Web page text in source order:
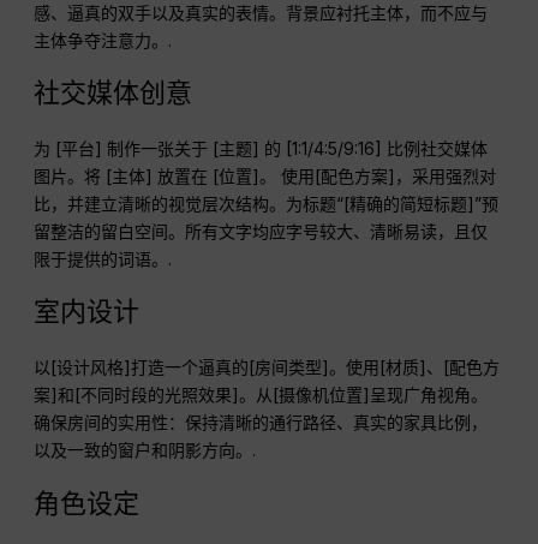
感、逼真的双手以及真实的表情。背景应衬托主体，而不应与
主体争夺注意力。.
社交媒体创意
为 [平台] 制作一张关于 [主题] 的 [1:1/4:5/9:16] 比例社交媒体
图片。将 [主体] 放置在 [位置]。 使用[配色方案]，采用强烈对
比，并建立清晰的视觉层次结构。为标题“[精确的简短标题]”预
留整洁的留白空间。所有文字均应字号较大、清晰易读，且仅
限于提供的词语。.
室内设计
以[设计风格]打造一个逼真的[房间类型]。使用[材质]、[配色方
案]和[不同时段的光照效果]。从[摄像机位置]呈现广角视角。
确保房间的实用性：保持清晰的通行路径、真实的家具比例，
以及一致的窗户和阴影方向。.
角色设定